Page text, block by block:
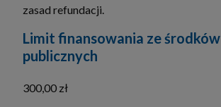
zasad refundacji.
Limit finansowania ze środków
publicznych
300,00 zł